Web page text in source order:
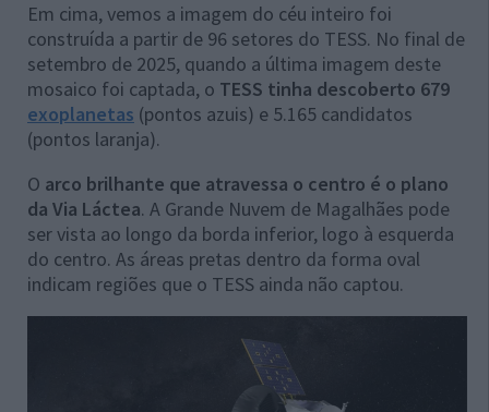
Em cima, vemos a imagem do céu inteiro foi
construída a partir de 96 setores do TESS. No final de
setembro de 2025, quando a última imagem deste
mosaico foi captada, o TESS tinha descoberto 679
exoplanetas (pontos azuis) e 5.165 candidatos
(pontos laranja).
O arco brilhante que atravessa o centro é o plano
da Via Láctea. A Grande Nuvem de Magalhães pode
ser vista ao longo da borda inferior, logo à esquerda
do centro. As áreas pretas dentro da forma oval
indicam regiões que o TESS ainda não captou.